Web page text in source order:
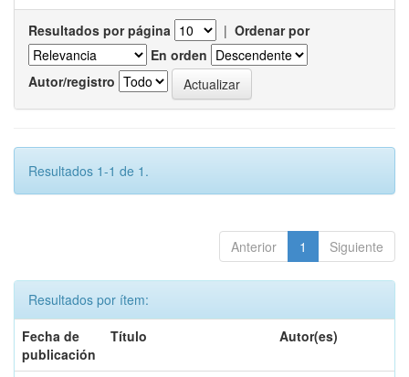
Resultados por página | Ordenar por
En orden
Autor/registro
Resultados 1-1 de 1.
Anterior 1 Siguiente
Resultados por ítem:
Fecha de
publicación
Título Autor(es)